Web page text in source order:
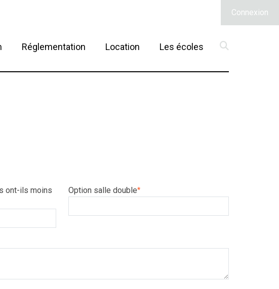
Réglementation Location (current)Les écoles
Connexion
ont-ils moins
Option salle double*